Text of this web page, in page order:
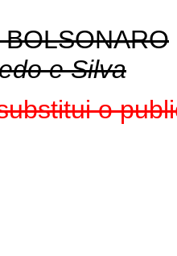
e Silva
o